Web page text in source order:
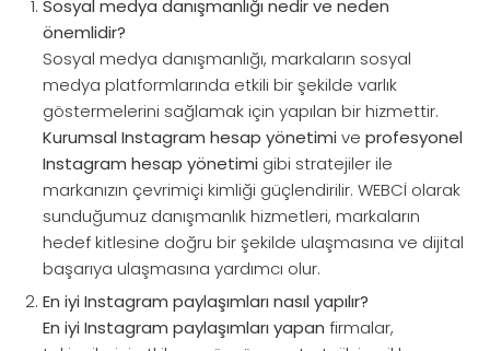
Sosyal medya danışmanlığı nedir ve neden
önemlidir?
Sosyal medya danışmanlığı, markaların sosyal
medya platformlarında etkili bir şekilde varlık
göstermelerini sağlamak için yapılan bir hizmettir.
Kurumsal Instagram hesap yönetimi ve profesyonel
Instagram hesap yönetimi gibi stratejiler ile
markanızın çevrimiçi kimliği güçlendirilir. WEBCİ olarak
sunduğumuz danışmanlık hizmetleri, markaların
hedef kitlesine doğru bir şekilde ulaşmasına ve dijital
başarıya ulaşmasına yardımcı olur.
En iyi Instagram paylaşımları nasıl yapılır?
En iyi Instagram paylaşımları yapan firmalar,